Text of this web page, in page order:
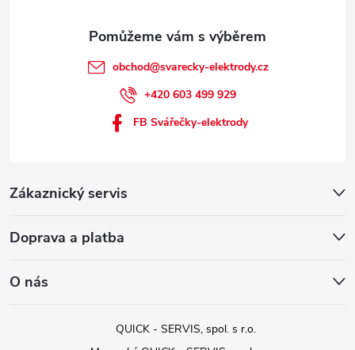
Zákaznický servis
Doprava a platba
O nás
obchod@svarecky-elektrody.cz
+420 603 499 929
FB Svářečky-elektrody
QUICK - SERVIS, spol. s r.o.